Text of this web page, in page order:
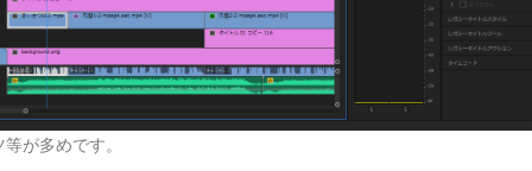
が多めです。